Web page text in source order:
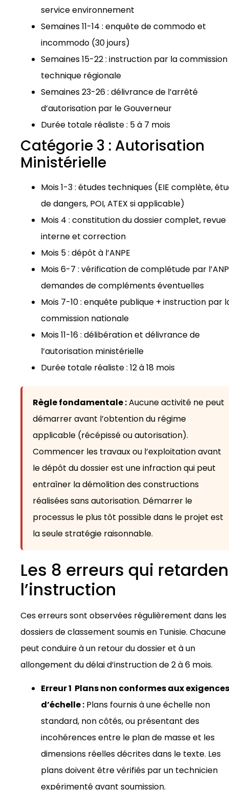
service environnement
Semaines 11-14 : enquête de commodo et
incommodo (30 jours)
Semaines 15-22 : instruction par la commission
technique régionale
Semaines 23-26 : délivrance de l’arrêté
d’autorisation par le Gouverneur
Durée totale réaliste : 5 à 7 mois
Catégorie 3 : Autorisation
Ministérielle
Mois 1-3 : études techniques (EIE complète,
de dangers, POI, ATEX si applicable)
Mois 4 : constitution du dossier complet, revue
interne et correction
Mois 5 : dépôt à l’ANPE
Mois 6-7 : vérification de complétude par
demandes de compléments éventuelles
Mois 7-10 : enquête publique + instruction par
commission nationale
Mois 11-16 : délibération et délivrance de
l’autorisation ministérielle
Durée totale réaliste : 12 à 18 mois
Règle fondamentale :Aucune activité ne peut
démarrer avant l’obtention du régime
applicable (récépissé ou autorisation).
Commencer les travaux ou l’exploitation avant
le dépôt du dossier est une infraction qui peut
entraîner la démolition des constructions
réalisées sans autorisation. Démarrer le
processus le plus tôt possible dans le projet est
la seule stratégie raisonnable.
Les 8 erreurs qui
l’instruction
Ces erreurs sont observées régulièrement dans les
dossiers de classement soumis en Tunisie. Chacune
peut conduire à un retour du dossier et à un
allongement du délai d’instruction de 2 à 6 mois.
Erreur 1 Plans non conformes aux exigences
d’échelle : Plans fournis à une échelle non
standard, non côtés, ou présentant des
incohérences entre le plan de masse et les
dimensions réelles décrites dans le texte. Les
plans doivent être vérifiés par un technicien
expérimenté avant soumission.